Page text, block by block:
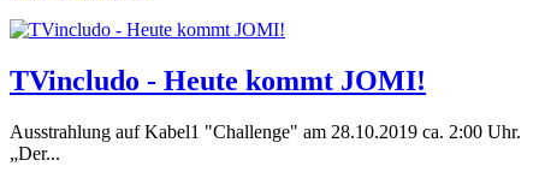
TVincludo - Heute kommt JOMI!
Ausstrahlung auf Kabel1 "Challenge" am 28.10.2019 ca. 2:00 Uhr.
„Der...